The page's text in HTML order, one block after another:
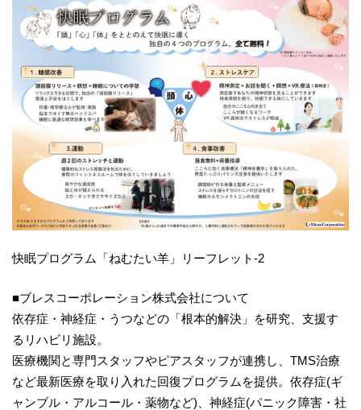
快眠プログラム「ねむたい羊」リーフレット-2
■ブレスコーポレーション株式会社について
依存症・神経症・うつなどの「根本的解決」を研究、支援す
るリハビリ施設。
医療機関と専門スタッフやピアスタッフが連携し、TMS治療
など最新医療を取り入れた回復プログラムを提供。依存症(ギ
ャンブル・アルコール・薬物など)、神経症(パニック障害・社